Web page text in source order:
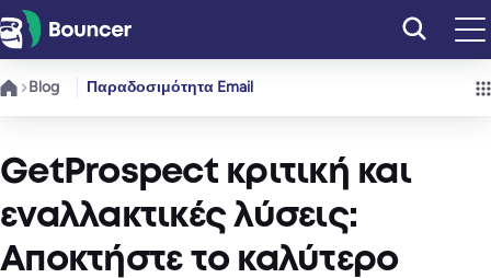
Μετάβαση
στο
περιεχόμενο
Blog Παραδοσιμότητα Email
GetProspect κριτική και
εναλλακτικές λύσεις:
Αποκτήστε το καλύτερο